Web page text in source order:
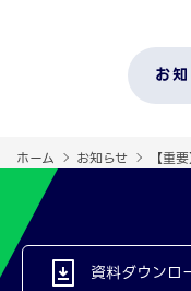
お
ホーム お知らせ 【重
資料ダウンロ